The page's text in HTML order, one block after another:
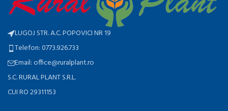
LUGOJ STR. A.C. POPOVICI NR 19
Telefon: 0773.926.733
Email: office@ruralplant.ro
S.C. RURAL PLANT S.R.L.
CUI RO 29311153